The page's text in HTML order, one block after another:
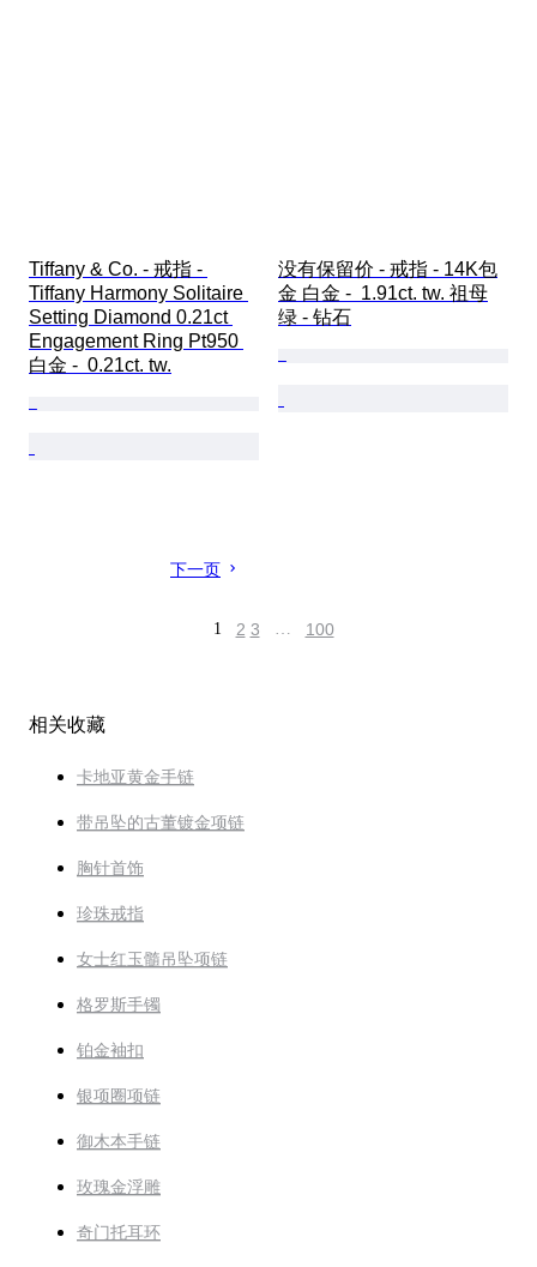
Tiffany & Co. - 戒指 -
Tiffany Harmony Solitaire
Setting Diamond 0.21ct
Engagement Ring Pt950
白金 -  0.21ct. tw.
没有保留价 - 戒指 - 14K包
金 白金 -  1.91ct. tw. 祖母
绿 - 钻石
下一页
1 2 3 … 100
相关收藏
卡地亚黄金手链
带吊坠的古董镀金项链
胸针首饰
珍珠戒指
女士红玉髓吊坠项链
格罗斯手镯
铂金袖扣
银项圈项链
御木本手链
玫瑰金浮雕
奇门托耳环